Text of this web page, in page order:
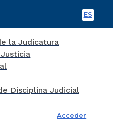
ES
Acceder